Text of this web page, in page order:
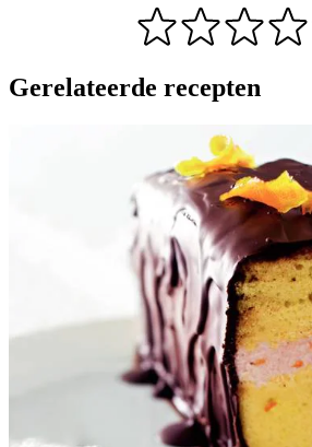
Gerelateerde recepten